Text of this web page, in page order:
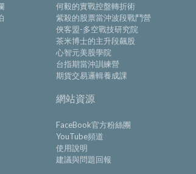
何毅的實戰控盤轉折術
紫殺的股票當沖波段戰鬥營
俠客盟-多空戰技研究院
茶米博士的主升段飆股
心智元美股學院
台指期當沖訓練營
期貨交易邏輯養成課
網站資源
FaceBook官方粉絲團
YouTube頻道
使用說明
建議與問題回報